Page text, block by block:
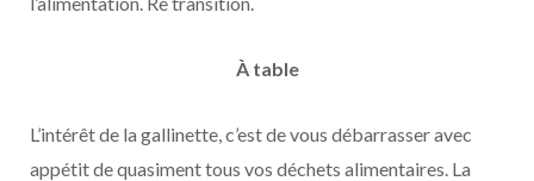
À table
L’intérêt de la gallinette, c’est de vous débarrasser avec
appétit de quasiment tous vos déchets alimentaires. La